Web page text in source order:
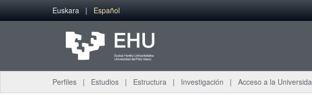
Saltar al contenido principal
Euskara Español
Perfiles Estudios Estructura Investigación Acceso a la